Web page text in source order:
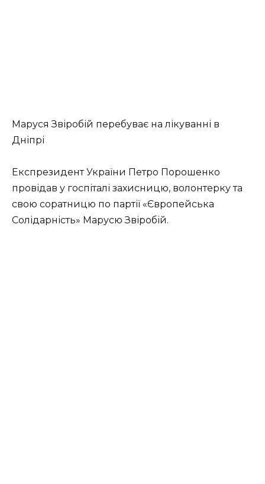
Маруся Звіробій перебуває на лікуванні в
Дніпрі
Експрезидент України Петро Порошенко
провідав у госпіталі захисницю, волонтерку та
свою соратницю по партії «Європейська
Солідарність» Марусю Звіробій.